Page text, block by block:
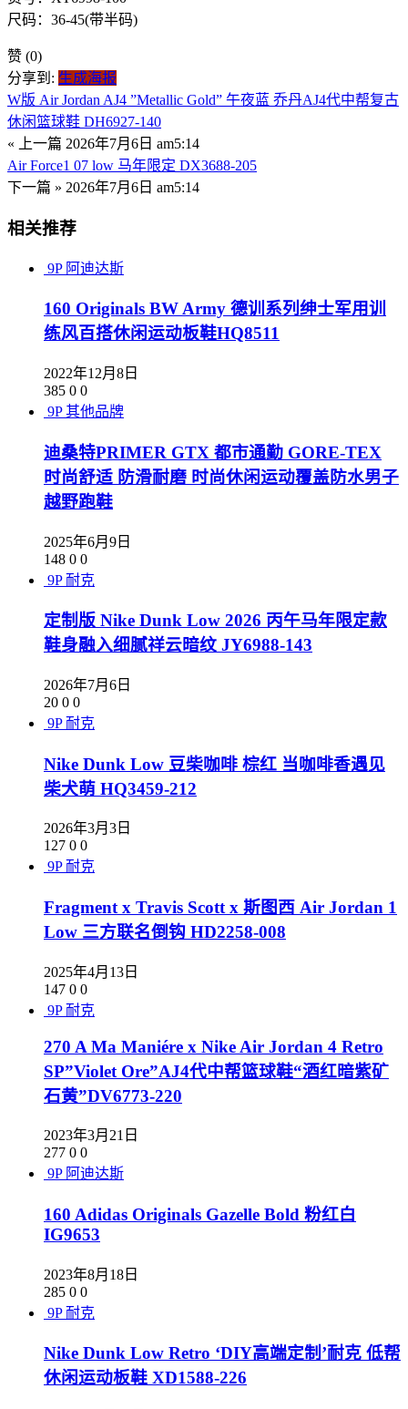
尺码：36-45(带半码)
赞 (0)
分享到: 生成海报
W版 Air Jordan AJ4 ”Metallic Gold” 午夜蓝 乔丹AJ4代中帮复古
休闲篮球鞋 DH6927-140
« 上一篇 2026年7月6日 am5:14
Air Force1 07 low 马年限定 DX3688-205
下一篇 » 2026年7月6日 am5:14
相关推荐
9P 阿迪达斯
160 Originals BW Army 德训系列绅士军用训
练风百搭休闲运动板鞋HQ8511
2022年12月8日
385 0 0
9P 其他品牌
迪桑特PRIMER GTX 都市通勤 GORE-TEX
时尚舒适 防滑耐磨 时尚休闲运动覆盖防水男子
越野跑鞋
2025年6月9日
148 0 0
9P 耐克
定制版 Nike Dunk Low 2026 丙午马年限定款
鞋身融入细腻祥云暗纹 JY6988-143
2026年7月6日
20 0 0
9P 耐克
Nike Dunk Low 豆柴咖啡 棕红 当咖啡香遇见
柴犬萌 HQ3459-212
2026年3月3日
127 0 0
9P 耐克
Fragment x Travis Scott x 斯图西 Air Jordan 1
Low 三方联名倒钩 HD2258-008
2025年4月13日
147 0 0
9P 耐克
270 A Ma Maniére x Nike Air Jordan 4 Retro
SP”Violet Ore”AJ4代中帮篮球鞋“酒红暗紫矿
石黄”DV6773-220
2023年3月21日
277 0 0
9P 阿迪达斯
160 Adidas Originals Gazelle Bold 粉红白
IG9653
2023年8月18日
285 0 0
9P 耐克
Nike Dunk Low Retro ‘DIY高端定制’耐克 低帮
休闲运动板鞋 XD1588-226